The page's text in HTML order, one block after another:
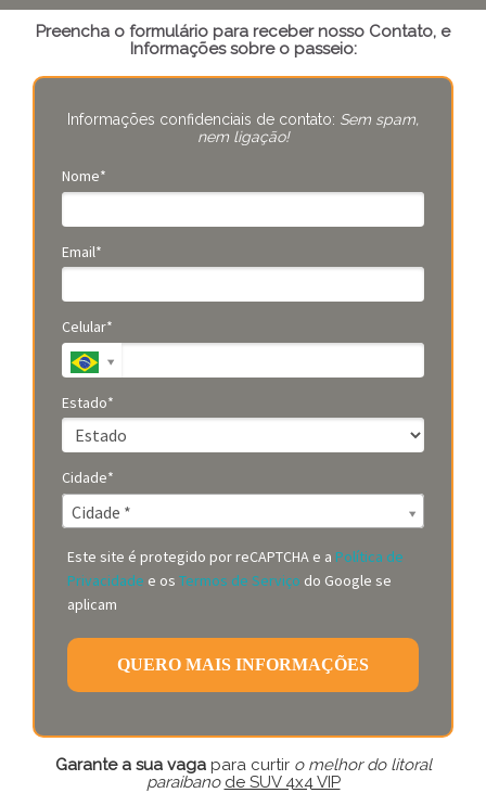
Preencha o formulário para receber nosso Contato, e
Informações sobre o passeio:
Informações confidenciais de contato: Sem spam,
nem ligação!
Nome*
Email*
Celular*
Estado*
Cidade*
Cidade *
Cidade*
Este site é protegido por reCAPTCHA e a Política de
Privacidade e os Termos de Serviço do Google se
aplicam
QUERO MAIS INFORMAÇÕES
Garante a sua vagapara curtir o melhor do litoral
paraibano de SUV 4x4 VIP